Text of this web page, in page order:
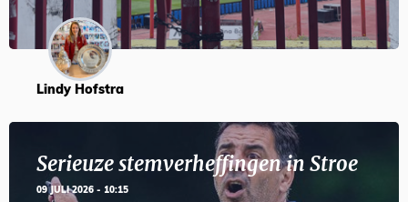
Lindy Hofstra
Serieuze stemverheffingen in Stroe
09 JULI 2026 - 10:15